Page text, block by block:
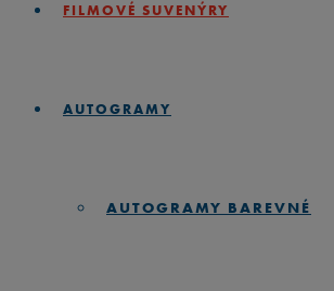
FILMOVÉ SUVENÝRY
AUTOGRAMY
AUTOGRAMY BAREVNÉ